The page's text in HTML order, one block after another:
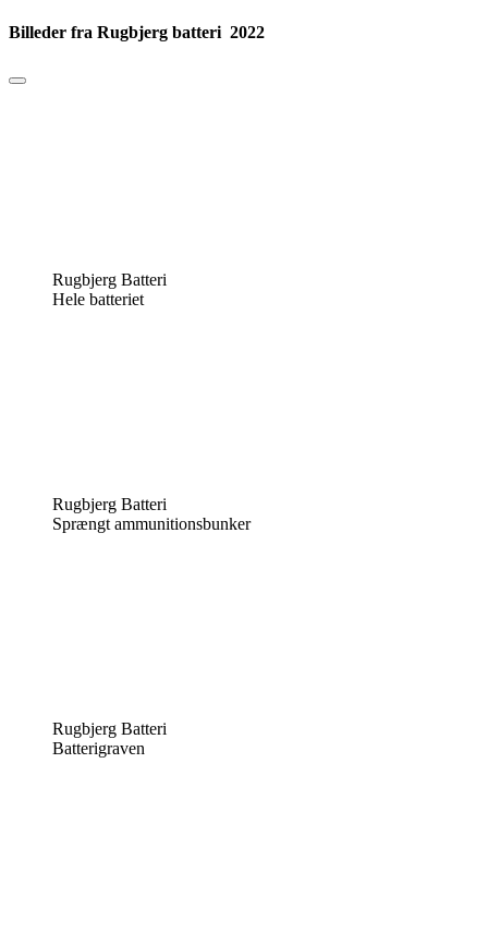
Billeder fra Rugbjerg batteri 2022
Rugbjerg Batteri
Hele batteriet
Rugbjerg Batteri
Sprængt ammunitionsbunker
Rugbjerg Batteri
Batterigraven